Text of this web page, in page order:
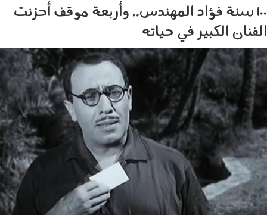
١٠٠ سنة فؤاد المهندس.. وأربعة موقف أحزنت
الفنان الكبير في حياته
images_-_2024-09-06t143540.927.jpeg